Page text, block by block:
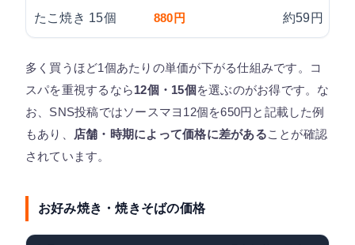
たこ焼き 15個 880円 約59円
多く買うほど1個あたりの単価が下がる仕組みです。コ
スパを重視するなら12個・15個 を選ぶのがお得です。な
お、SNS投稿ではソースマヨ12個を650円と記載した例
もあり、 店舗・時期によって価格に差があることが確認
されています。
お好み焼き・焼きそばの価格